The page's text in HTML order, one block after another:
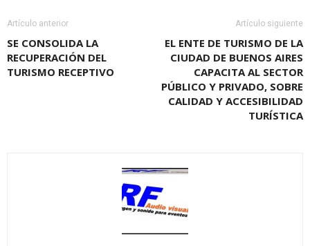
Artículo anterior
SE CONSOLIDA LA
RECUPERACIÓN DEL
TURISMO RECEPTIVO
Artículo siguiente
EL ENTE DE TURISMO DE LA
CIUDAD DE BUENOS AIRES
CAPACITA AL SECTOR
PÚBLICO Y PRIVADO, SOBRE
CALIDAD Y ACCESIBILIDAD
TURÍSTICA